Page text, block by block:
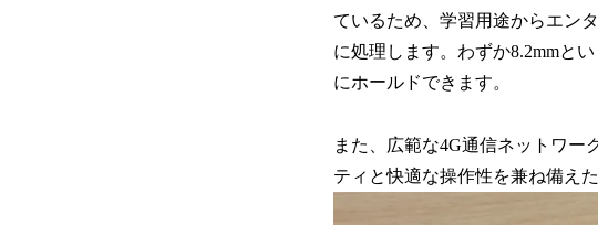
ているため、学習用途からエン
に処理します。わずか8.2mmと
にホールドできます。
また、広範な4G通信ネットワー
ティと快適な操作性を兼ね備え